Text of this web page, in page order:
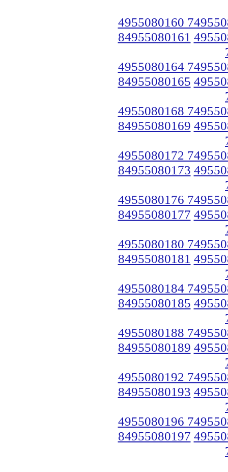
4955080160
84955080161
4955080164
84955080165
4955080168
84955080169
4955080172
84955080173
4955080176
84955080177
4955080180
84955080181
4955080184
84955080185
4955080188
84955080189
4955080192
84955080193
4955080196
84955080197